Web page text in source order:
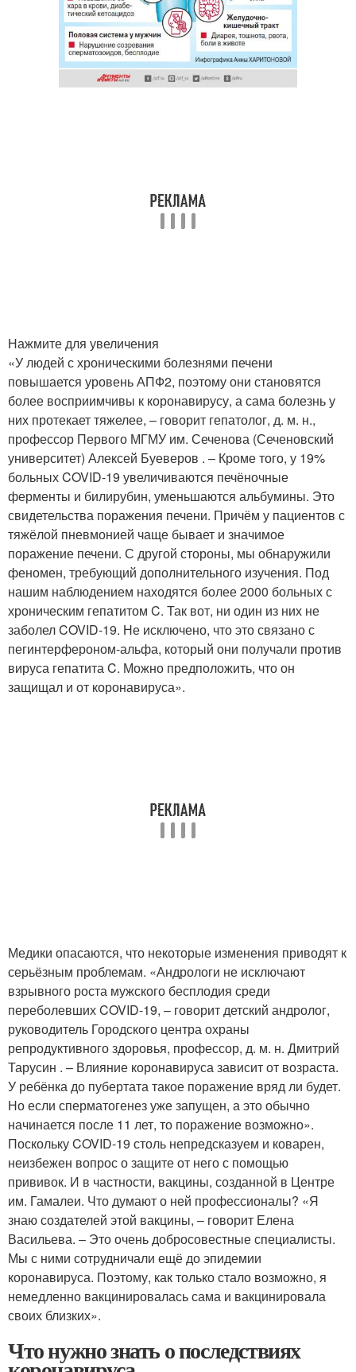
Нажмите для увеличения
«У людей с хроническими болезнями печени
повышается уровень АПФ2, поэтому они становятся
более восприимчивы к коронавирусу, а сама болезнь у
них протекает тяжелее, – говорит гепатолог, д. м. н.,
профессор Первого МГМУ им. Сеченова (Сеченовский
университет) Алексей Буеверов . – Кроме того, у 19%
больных COVID-19 увеличиваются печёночные
ферменты и билирубин, уменьшаются альбумины. Это
свидетельства поражения печени. Причём у пациентов с
тяжёлой пневмонией чаще бывает и значимое
поражение печени. С другой стороны, мы обнаружили
феномен, требующий дополнительного изучения. Под
нашим наблюдением находятся более 2000 больных с
хроническим гепатитом C. Так вот, ни один из них не
заболел COVID-19. Не исключено, что это связано с
пегинтерфероном-альфа, который они получали против
вируса гепатита C. Можно предположить, что он
защищал и от коронавируса».
Медики опасаются, что некоторые изменения приводят к
серьёзным проблемам. «Андрологи не исключают
взрывного роста мужского бесплодия среди
переболевших COVID-19, – говорит детский андролог,
руководитель Городского центра охраны
репродуктивного здоровья, профессор, д. м. н. Дмитрий
Тарусин . – Влияние коронавируса зависит от возраста.
У ребёнка до пубертата такое поражение вряд ли будет.
Но если сперматогенез уже запущен, а это обычно
начинается после 11 лет, то поражение возможно».
Поскольку COVID-19 столь непредсказуем и коварен,
неизбежен вопрос о защите от него с помощью
прививок. И в част­ности, вакцины, созданной в Центре
им. Гамалеи. Что думают о ней профессионалы? «Я
знаю создателей этой вакцины, – говорит Елена
Васильева. – Это очень добросовестные специалисты.
Мы с ними сотрудничали ещё до эпидемии
коронавируса. Поэтому, как только стало возможно, я
немедленно вакцинировалась сама и вакцинировала
своих близких».
Что нужно знать о последствиях